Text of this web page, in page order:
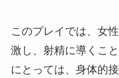
このプレイでは、女
激し、射精に導くこ
にとっては、身体的